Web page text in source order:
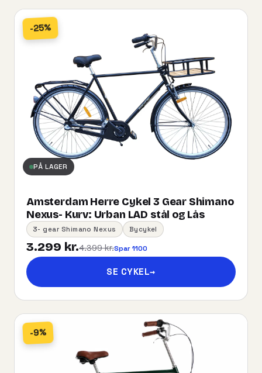
-25%
PÅ LAGER
Amsterdam Herre Cykel 3 Gear Shimano
Nexus- Kurv:​ ​Urban​ ​LAD​ ​stål og Lås
3- gear Shimano Nexus Bycykel
3.299 kr.4.399 kr.Spar 1100
SE CYKEL→
-9%